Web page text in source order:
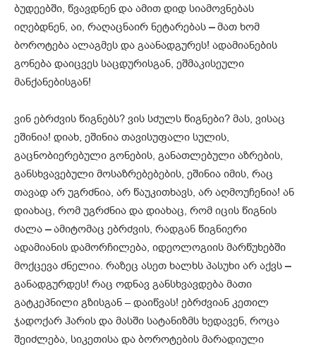
ბუდეებში, წვავდნენ და ამით დიდ სიამოვნებას
იღებდნენ, აი, რაღაცნაირ ნეტარებას –მათ ხომ
ბოროტება ალაგმეს და გაანადგურეს! ადამიანების
გონება დაიცვეს საცდურისგან, ეშმაკისეული
მანქანებისგან!
ვინ ებრძვის წიგნებს? ვის სძულს წიგნები? მას, ვისაც
ეშინია! დიახ, ეშინია თავისუფალი სულის,
გაცნობიერებული გონების, განათლებული აზრების,
განსხვავებული მოსაზრებებების, ეშინია იმის, რაც
თავად არ უგრძნია, არ წაუკითხავს, არ აღმოუჩენია! ან
დიახაც, რომ უგრძნია და დიახაც, რომ იცის წიგნის
ძალა –ამიტომაც ებრძვის, რადგან წიგნიერი
ადამიანის დამორჩილება, იდეოლოგიის მარწუხებში
მოქცევა ძნელია. რაზეც ასეთ ხალხს პასუხი არ აქვს –
განადგურდეს! რაც ოდნავ განსხვავდება მათი
გატკეპნილი გზისგან – დაიწვას! ებრძვიან კეთილ
ჯადოქარ ჰარის და მასში სატანიზმს ხედავენ, როცა
შეიძლება, სიკეთისა და ბოროტების მარადიული